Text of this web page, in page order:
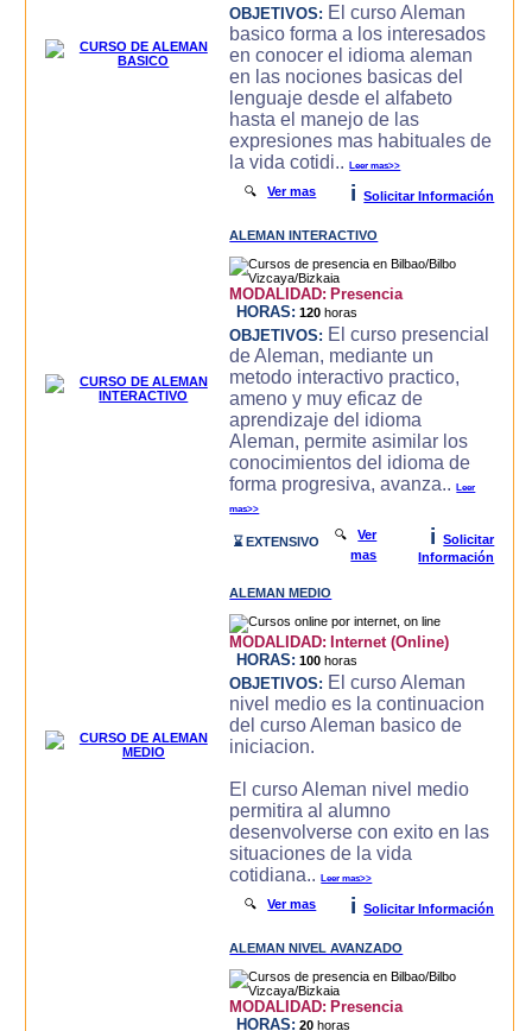
OBJETIVOS: El curso Aleman
basico forma a los interesados
en conocer el idioma aleman
en las nociones basicas del
lenguaje desde el alfabeto
hasta el manejo de las
expresiones mas habituales de
la vida cotidi..Leer mas>>
🔍Ver mas i Solicitar Información
ALEMAN INTERACTIVO
MODALIDAD: Presencia
HORAS: 120 horas
OBJETIVOS: El curso presencial
de Aleman, mediante un
metodo interactivo practico,
ameno y muy eficaz de
aprendizaje del idioma
Aleman, permite asimilar los
conocimientos del idioma de
forma progresiva, avanza..Leer
mas>>
⌛ EXTENSIVO 🔍Ver
mas
i
Solicitar
Información
ALEMAN MEDIO
MODALIDAD: Internet (Online)
HORAS: 100 horas
OBJETIVOS: El curso Aleman
nivel medio es la continuacion
del curso Aleman basico de
iniciacion.
El curso Aleman nivel medio
permitira al alumno
desenvolverse con exito en las
situaciones de la vida
cotidiana..Leer mas>>
🔍Ver mas i Solicitar Información
ALEMAN NIVEL AVANZADO
MODALIDAD: Presencia
HORAS: 20 horas